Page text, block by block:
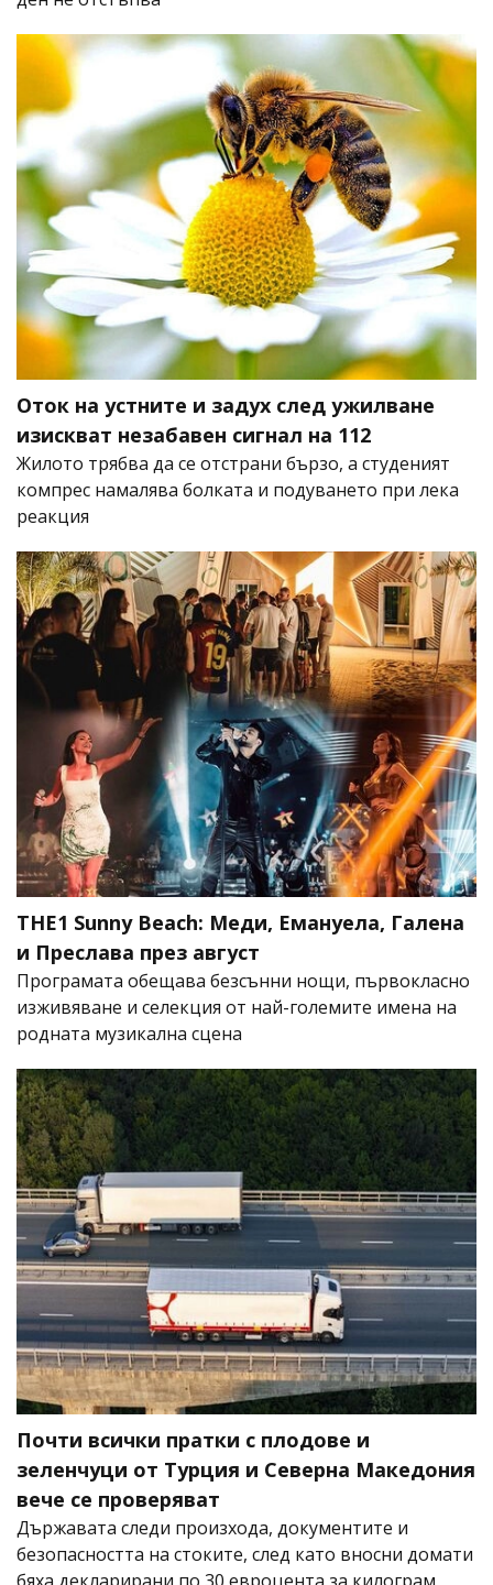
Оток на устните и задух след ужилване
изискват незабавен сигнал на 112
Жилото трябва да се отстрани бързо, а студеният
компрес намалява болката и подуването при лека
реакция
THE1 Sunny Beach: Меди, Емануела, Галена
и Преслава през август
Програмата обещава безсънни нощи, първокласно
изживяване и селекция от най-големите имена на
родната музикална сцена
Почти всички пратки с плодове и
зеленчуци от Турция и Северна Македония
вече се проверяват
Държавата следи произхода, документите и
безопасността на стоките, след като вносни домати